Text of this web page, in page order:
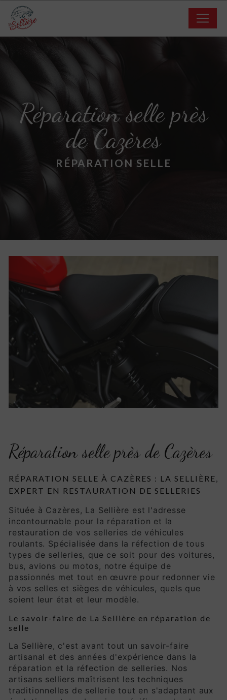
Réparation selle près
de Cazères
RÉPARATION SELLE
Réparation selle près de Cazères
RÉPARATION SELLE À CAZÈRES : LA SELLIÈRE,
EXPERT EN RESTAURATION DE SELLERIES
Située à Cazères, La Sellière est l'adresse
incontournable pour la réparation et la
restauration de vos selleries de véhicules
roulants. Spécialisée dans la réfection de tous
types de selleries, que ce soit pour des voitures,
bus, avions ou motos, notre équipe de
passionnés met tout en œuvre pour redonner vie
à vos selles et sièges de véhicules, quels que
soient leur état et leur modèle.
Le savoir-faire de La Sellière en réparation de
selle
La Sellière, c'est avant tout un savoir-faire
artisanal et des années d'expérience dans la
réparation et la réfection de selleries. Nos
artisans selliers maîtrisent les techniques
traditionnelles de sellerie tout en s'adaptant aux
Panneau de gestion des cookies